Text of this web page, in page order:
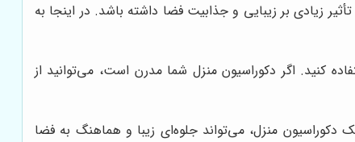
زیادی بر زیبایی و جذابیت فضا داشته باشد. در اینجا به
کنید. اگر دکوراسیون منزل شما مدرن است، می‌توانید از
منزل، می‌تواند جلوه‌ای زیبا و هماهنگ به فضا